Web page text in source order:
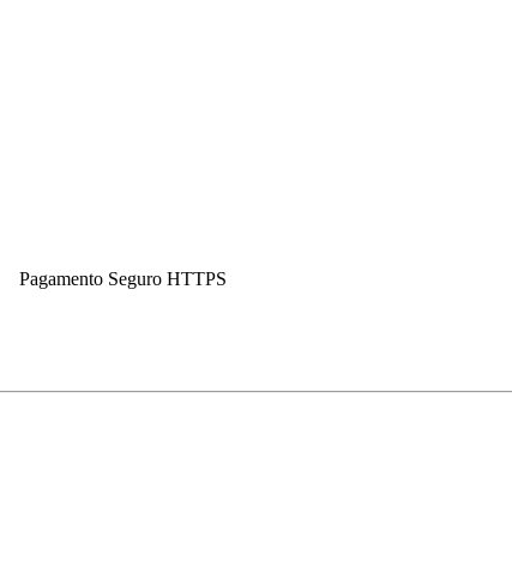
Pagamento Seguro HTTPS